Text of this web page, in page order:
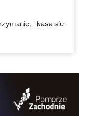
I kasa sie